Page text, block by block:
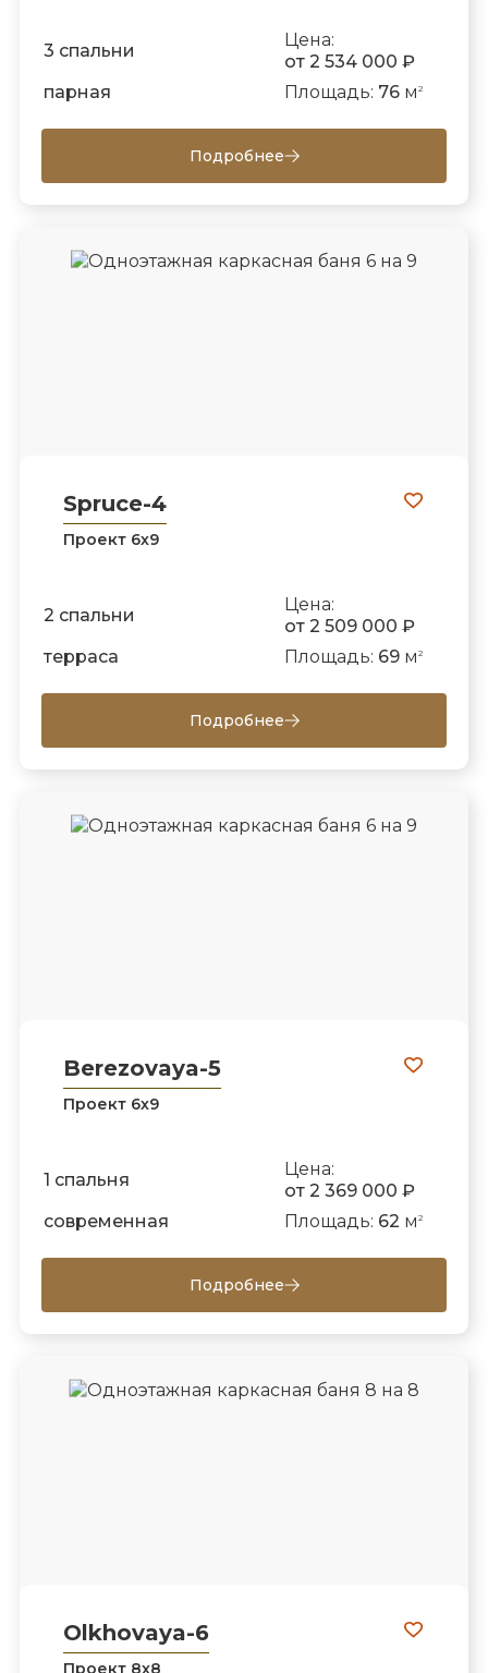
3 спальни
Цена:
от 2 534 000 ₽
парная
Площадь: 76м 2
Подробнее
Spruce-4
Проект 6х9
2 спальни
Цена:
от 2 509 000 ₽
терраса
Площадь: 69м 2
Подробнее
Berezovaya-5
Проект 6х9
1 спальня
Цена:
от 2 369 000 ₽
современная
Площадь: 62 м 2
Подробнее
Olkhovaya-6
Проект 8х8